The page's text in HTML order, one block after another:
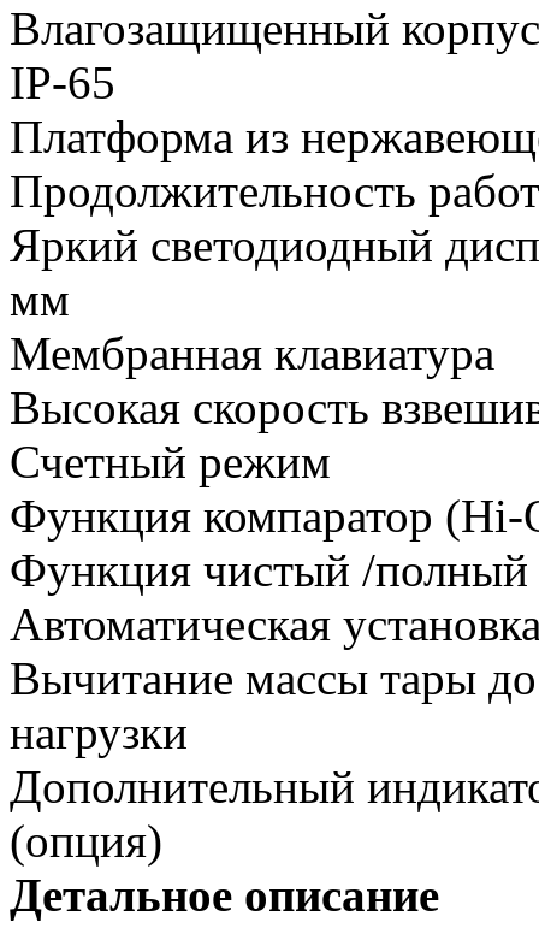
Влагозащищенный
IP-65
Платформа из
Продолжительность
Яркий светодиодный
мм
Мембранная клавиатура
Высокая скорость
Счетный режим
Функция компаратор
Функция чистый /полный
Автоматическая
Вычитание массы тары
нагрузки
Дополнительный
(опция)
Детальное описание